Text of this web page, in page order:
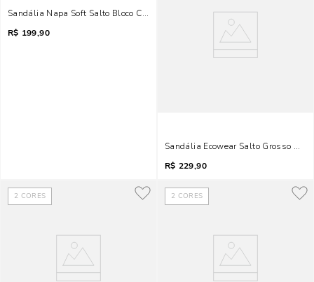
Sandália Napa Soft Salto Bloco Caramelo Tiras Finas
R$ 199,90
Sandália Ecowear Salto Grosso
R$ 229,90
2 CORES 2 CORES